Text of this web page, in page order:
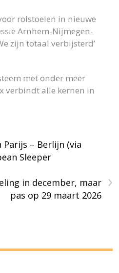
rolstoelen in nieuwe
Arnhem-Nijmegen-
zijn totaal verbijsterd’
met onder meer
verbindt alle kernen in
– Berlijn (via
Sleeper
›
in december, maar
pas op 29 maart 2026